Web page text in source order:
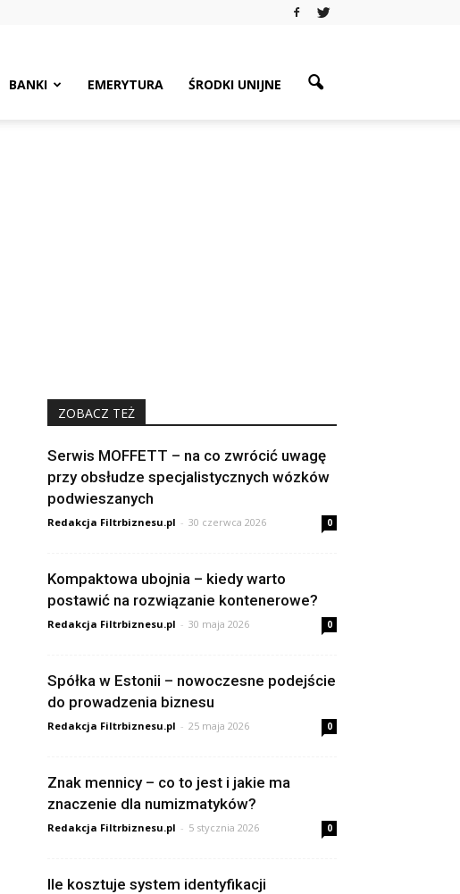
BANKI EMERYTURA ŚRODKI UNIJNE
ZOBACZ TEŻ
Serwis MOFFETT – na co zwrócić uwagę
przy obsłudze specjalistycznych wózków
podwieszanych
Redakcja Filtrbiznesu.pl - 30 czerwca 2026 0
Kompaktowa ubojnia – kiedy warto
postawić na rozwiązanie kontenerowe?
Redakcja Filtrbiznesu.pl - 30 maja 2026 0
Spółka w Estonii – nowoczesne podejście
do prowadzenia biznesu
Redakcja Filtrbiznesu.pl - 25 maja 2026 0
Znak mennicy – co to jest i jakie ma
znaczenie dla numizmatyków?
Redakcja Filtrbiznesu.pl - 5 stycznia 2026 0
Ile kosztuje system identyfikacji